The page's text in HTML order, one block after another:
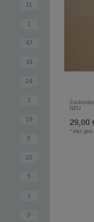
11
1
47
33
24
1
19
5
22
5
1
3
NEU
29,00
* inkl.